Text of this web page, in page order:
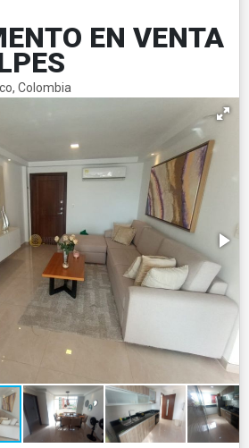
EN VENTA
Colombia